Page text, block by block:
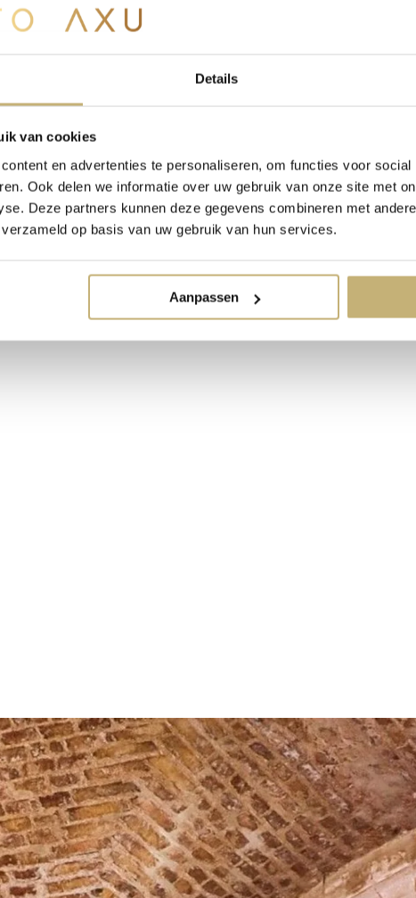
Details
van cookies
en advertenties te personaliseren, om functies voor
Ook delen we informatie over uw gebruik van onze site met
Deze partners kunnen deze gegevens combineren met
op basis van uw gebruik van hun services.
Aanpassen
stof, bewerkt met kantstof en kantbewerkingen. De jurk heeft een
maken wij je droomjurk naar wens en op maat! Dit is bij alle